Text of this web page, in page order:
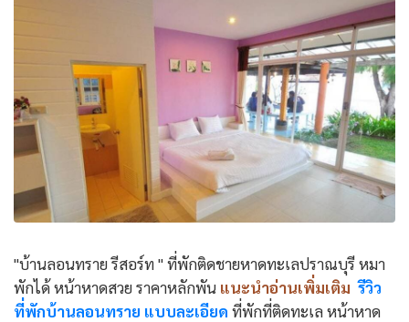
"บ้านลอนทราย รีสอร์ท " ที่พักติดชายหาดทะเลปราณบุรี หมา
พักได้ หน้าหาดสวย ราคาหลักพัน แนะนำอ่านเพิ่มเติม รีวิว
ที่พักบ้านลอนทราย แบบละเอียด ที่พักที่ติดทะเล หน้าหาด